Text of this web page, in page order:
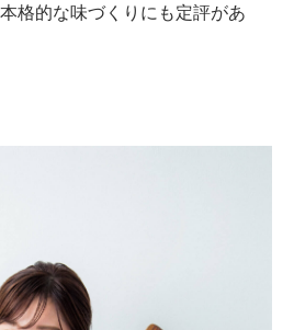
格的な味づくりにも定評があ